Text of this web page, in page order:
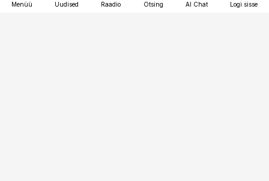
Menüü Uudised Raadio Otsing AI Chat Logi sisse